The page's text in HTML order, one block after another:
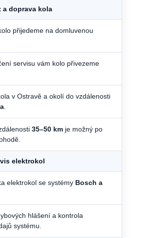
a doprava kola
přijedeme na domluvenou
servisu vám kolo přivezeme
v Ostravě a okolí do vzdálenosti
35–50 km je možný po
elektrokol
elektrokol se systémy Bosch a
hlášení a kontrola
systému.